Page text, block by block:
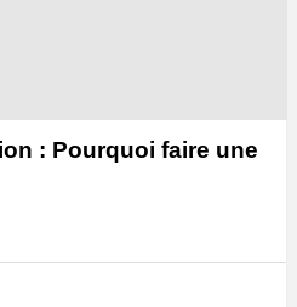
: Pourquoi faire une